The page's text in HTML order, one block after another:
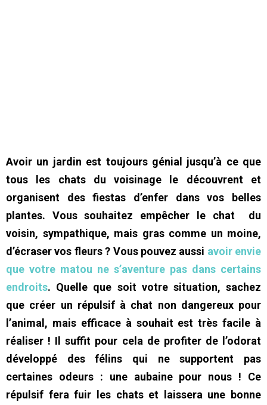
Avoir un jardin est toujours génial jusqu’à ce que
tous les chats du voisinage le découvrent et
organisent des fiestas d’enfer dans vos belles
plantes. Vous souhaitez empêcher le chat du
voisin, sympathique, mais gras comme un moine,
d’écraser vos fleurs ? Vous pouvez aussi avoir envie
que votre matou ne s’aventure pas dans certains
endroits. Quelle que soit votre situation, sachez
que créer un répulsif à chat non dangereux pour
l’animal, mais efficace à souhait est très facile à
réaliser ! Il suffit pour cela de profiter de l’odorat
développé des félins qui ne supportent pas
certaines odeurs : une aubaine pour nous ! Ce
répulsif fera fuir les chats et laissera une bonne